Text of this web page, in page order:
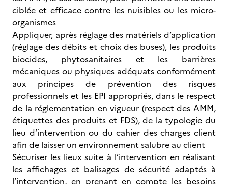
ciblée et efficace contre les nuisibles ou les micro-
organismes
Appliquer, après réglage des matériels d’application
(réglage des débits et choix des buses), les produits
biocides, phytosanitaires et les barrières
mécaniques ou physiques adéquats conformément
aux principes de prévention des risques
professionnels et les EPI appropriés, dans le respect
de la réglementation en vigueur (respect des AMM,
étiquettes des produits et FDS), de la typologie du
lieu d’intervention ou du cahier des charges client
afin de laisser un environnement salubre au client
Sécuriser les lieux suite à l’intervention en réalisant
les affichages et balisages de sécurité adaptés à
l’intervention, en prenant en compte les besoins